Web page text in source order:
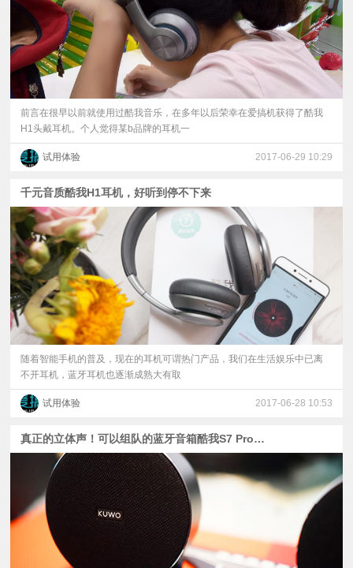
前言在很早以前就使用过酷我音乐，在多年以后荣幸在爱搞机获得了酷我
H1头戴耳机。个人觉得某b品牌的耳机一
试用体验 2017-06-29 10:29
千元音质酷我H1耳机，好听到停不下来
随着智能手机的普及，现在的耳机可谓热门产品，我们在生活娱乐中已离
不开耳机，蓝牙耳机也逐渐成熟大有取
试用体验 2017-06-28 10:53
真正的立体声！可以组队的蓝牙音箱酷我S7 Pro体验